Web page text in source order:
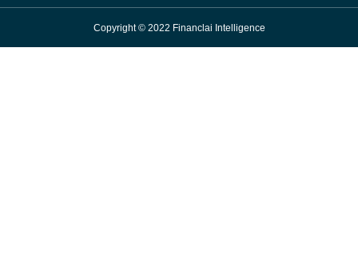
Copyright © 2022 Financlai Intelligence